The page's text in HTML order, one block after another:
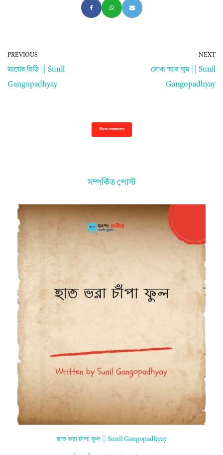
PREVIOUS
মায়ের চিঠি || Sunil
Gangopadhyay
NEXT
লেখা আর ঘুম || Sunil
Gangopadhyay
Show comments
সম্পর্কিত পোস্ট
হাত ভরা চাঁপা ফুল || Sunil Gangopadhyay